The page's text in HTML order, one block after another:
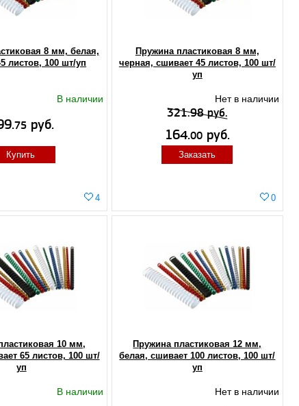
8 мм, белая,
листов, 100 шт/уп
В наличии
4
75руб.
Купить
Пружина пластиковая 8 мм,
черная, сшивает 45 листов, 100 шт/
уп
Нет в наличии
0
321.98 руб.
164.00руб.
Заказать
10 мм,
65 листов, 100 шт/
уп
В наличии
Пружина пластиковая 12 мм,
белая, сшивает 100 листов, 100 шт/
уп
Нет в наличии